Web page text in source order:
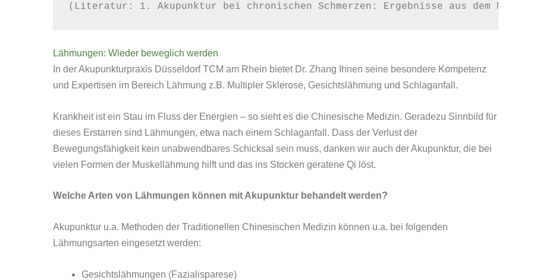
(Literatur: 1. Akupunktur bei chronischen Schmerzen: Ergebnisse aus dem
Lähmungen: Wieder beweglich werden
In der Akupunkturpraxis Düsseldorf TCM am Rhein bietet Dr. Zhang Ihnen seine besondere Kompetenz
und Expertisen im Bereich Lähmung z.B. Multipler Sklerose, Gesichtslähmung und Schlaganfall.
Krankheit ist ein Stau im Fluss der Energien – so sieht es die Chinesische Medizin. Geradezu Sinnbild für
dieses Erstarren sind Lähmungen, etwa nach einem Schlaganfall. Dass der Verlust der
Bewegungsfähigkeit kein unabwendbares Schicksal sein muss, danken wir auch der Akupunktur, die bei
vielen Formen der Muskellähmung hilft und das ins Stocken geratene Qi löst.
Welche Arten von Lähmungen können mit Akupunktur behandelt werden?
Akupunktur u.a. Methoden der Traditionellen Chinesischen Medizin können u.a. bei folgenden
Lähmungsarten eingesetzt werden:
Gesichtslähmungen (Fazialisparese)